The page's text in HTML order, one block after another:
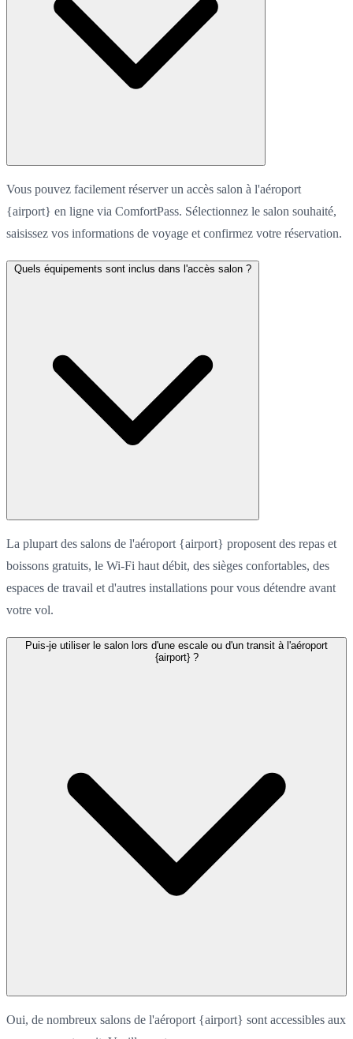
Vous pouvez facilement réserver un accès salon à l'aéroport
{airport} en ligne via ComfortPass. Sélectionnez le salon souhaité,
saisissez vos informations de voyage et confirmez votre réservation.
Quels équipements sont inclus dans l'accès salon ?
La plupart des salons de l'aéroport {airport} proposent des repas et
boissons gratuits, le Wi-Fi haut débit, des sièges confortables, des
espaces de travail et d'autres installations pour vous détendre avant
votre vol.
Puis-je utiliser le salon lors d'une escale ou d'un transit à l'aéroport
{airport} ?
Oui, de nombreux salons de l'aéroport {airport} sont accessibles aux